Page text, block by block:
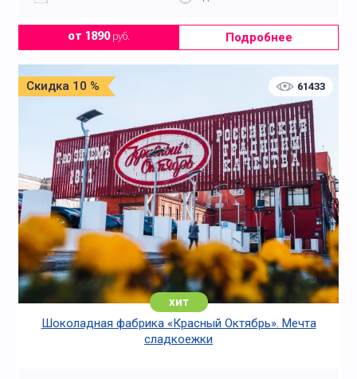
от 1890руб. Подробнее
Скидка 10 % 61433
хит
Шоколадная фабрика «Красный Октябрь». Мечта
сладкоежки